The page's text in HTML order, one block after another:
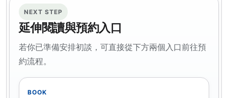
NEXT STEP
延伸閱讀與預約入口
若你已準備安排初談，可直接從下方兩個入口前往預
約流程。
BOOK